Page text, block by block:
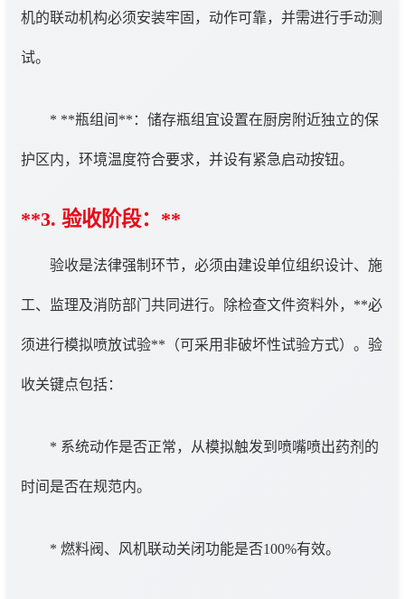
机的联动机构必须安装牢固，动作可靠，并需进行手动测
试。
* **瓶组间**：储存瓶组宜设置在厨房附近独立的保
护区内，环境温度符合要求，并设有紧急启动按钮。
**3. 验收阶段：**
验收是法律强制环节，必须由建设单位组织设计、施
工、监理及消防部门共同进行。除检查文件资料外，**必
须进行模拟喷放试验**（可采用非破坏性试验方式）。验
收关键点包括：
* 系统动作是否正常，从模拟触发到喷嘴喷出药剂的
时间是否在规范内。
* 燃料阀、风机联动关闭功能是否100%有效。